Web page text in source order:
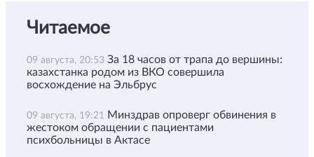
Читаемое
09 августа, 20:53 За 18 часов от трапа до вершины:
казахстанка родом из ВКО совершила
восхождение на Эльбрус
09 августа, 19:21
Минздрав опроверг обвинения в
жестоком обращении с пациентами
психбольницы в Актасе